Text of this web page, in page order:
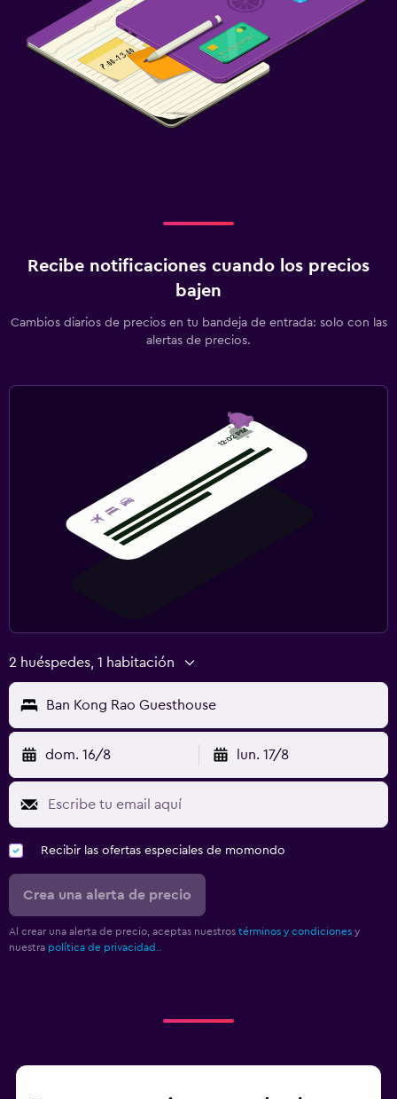
Recibe notificaciones cuando los precios
bajen
Cambios diarios de precios en tu bandeja de entrada: solo con las
alertas de precios.
2 huéspedes, 1 habitación
Ban Kong Rao Guesthouse
dom. 16/8 lun. 17/8
Recibir las ofertas especiales de momondo
Crea una alerta de precio
Al crear una alerta de precio, aceptas nuestros términos y condiciones y
nuestra política de privacidad.